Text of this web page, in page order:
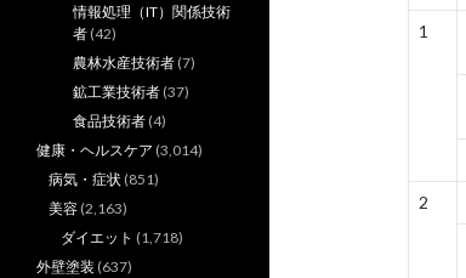
1
2
情報処理（IT）関係技術
者 (42)
農林水産技術者 (7)
鉱工業技術者 (37)
食品技術者 (4)
健康・ヘルスケア (3,014)
病気・症状 (851)
美容 (2,163)
ダイエット (1,718)
外壁塗装 (637)